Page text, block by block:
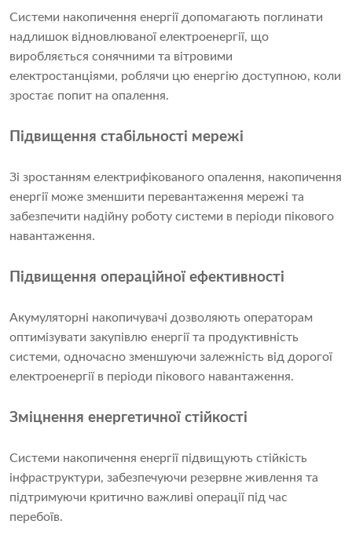
Системи накопичення енергії допомагають поглинати
надлишок відновлюваної електроенергії, що
виробляється сонячними та вітровими
електростанціями, роблячи цю енергію доступною, коли
зростає попит на опалення.
Підвищення стабільності мережі
Зі зростанням електрифікованого опалення, накопичення
енергії може зменшити перевантаження мережі та
забезпечити надійну роботу системи в періоди пікового
навантаження.
Підвищення операційної ефективності
Акумуляторні накопичувачі дозволяють операторам
оптимізувати закупівлю енергії та продуктивність
системи, одночасно зменшуючи залежність від дорогої
електроенергії в періоди пікового навантаження.
Зміцнення енергетичної стійкості
Системи накопичення енергії підвищують стійкість
інфраструктури, забезпечуючи резервне живлення та
підтримуючи критично важливі операції під час
перебоїв.